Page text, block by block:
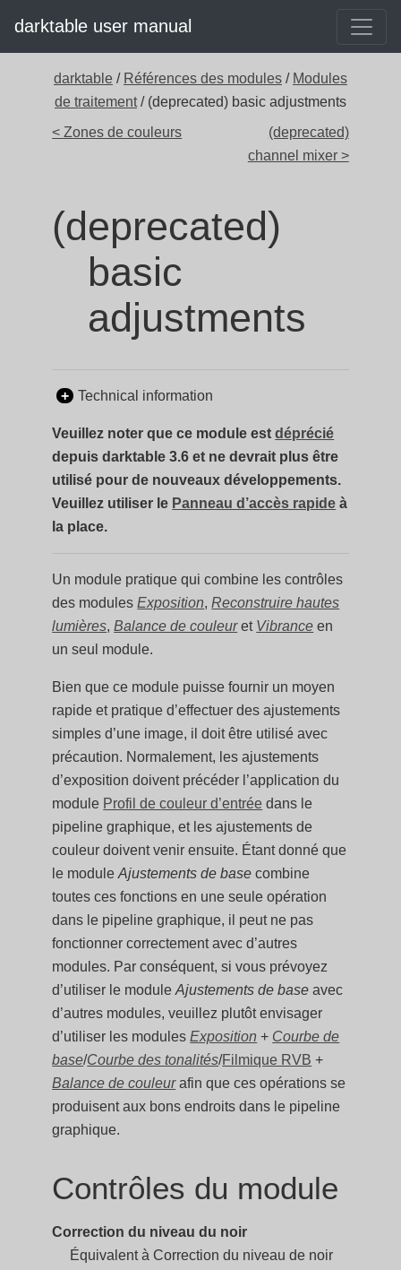
darktable user manual
darktable / Références des modules / Modules
de traitement/ (deprecated) basic adjustments
< Zones de couleurs
(deprecated)
channel mixer >
(deprecated)
basic
adjustments
Technical information
Veuillez noter que ce module estdéprécié
depuis darktable 3.6 et ne devrait plus être
utilisé pour de nouveaux développements.
Veuillez utiliser le Panneau d’accès rapide à
la place.
Un module pratique qui combine les contrôles
des modulesExposition,Reconstruire hautes
lumières,Balance de couleuret Vibrance en
un seul module.
Bien que ce module puisse fournir un moyen
rapide et pratique d’effectuer des ajustements
simples d’une image, il doit être utilisé avec
précaution. Normalement, les ajustements
d’exposition doivent précéder l’application du
module Profil de couleur d’entrée dans le
pipeline graphique, et les ajustements de
couleur doivent venir ensuite. Étant donné que
le moduleAjustements de base combine
toutes ces fonctions en une seule opération
dans le pipeline graphique, il peut ne pas
fonctionner correctement avec d’autres
modules. Par conséquent, si vous prévoyez
d’utiliser le moduleAjustements de base avec
d’autres modules, veuillez plutôt envisager
d’utiliser les modulesExposition + Courbe de
base/Courbe des tonalités/Filmique RVB +
Balance de couleurafin que ces opérations se
produisent aux bons endroits dans le pipeline
graphique.
Contrôles du module
Correction du niveau du noir
Équivalent à Correction du niveau de noir